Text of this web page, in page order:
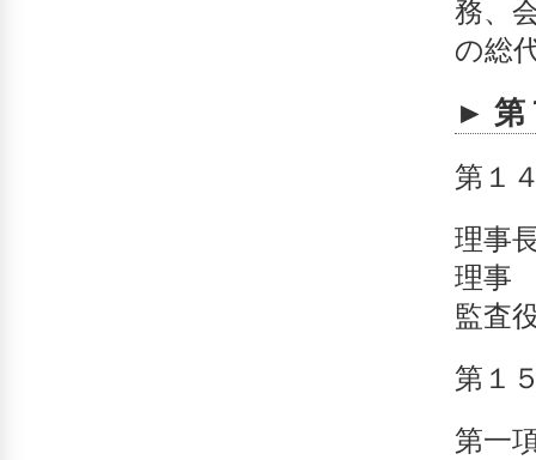
務、
の総
► 第
第１
理事
理
監
第１
第一